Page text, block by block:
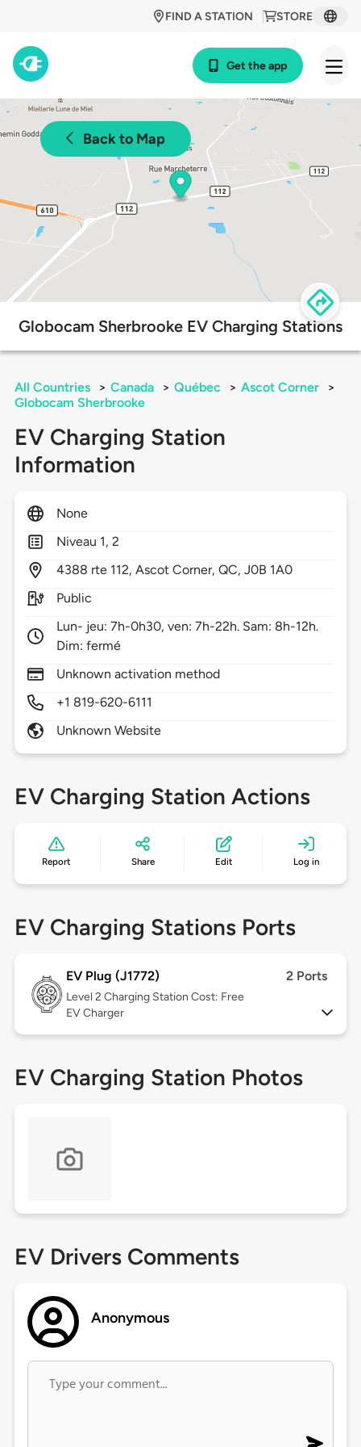
STORE
FIND A STATION
Get the app
Back to Map
Globocam Sherbrooke EV Charging Stations
All Countries > Canada > Québec > Ascot Corner
>
Globocam Sherbrooke
EV Charging Station
Information
None
Niveau 1, 2
4388 rte 112,Ascot Corner,QC,J0B 1A0
Public
Lun- jeu: 7h-0h30, ven: 7h-22h. Sam: 8h-12h.
Dim: fermé
Unknown activation method
+1 819-620-6111
Unknown Website
EV Charging Station Actions
Report Share Edit Log in
EV Charging Stations Ports
EV Plug (J1772) 2 Ports
Level 2 Charging Station Cost: Free
EV Charger
EV Charging Station Photos
EV Drivers Comments
Anonymous